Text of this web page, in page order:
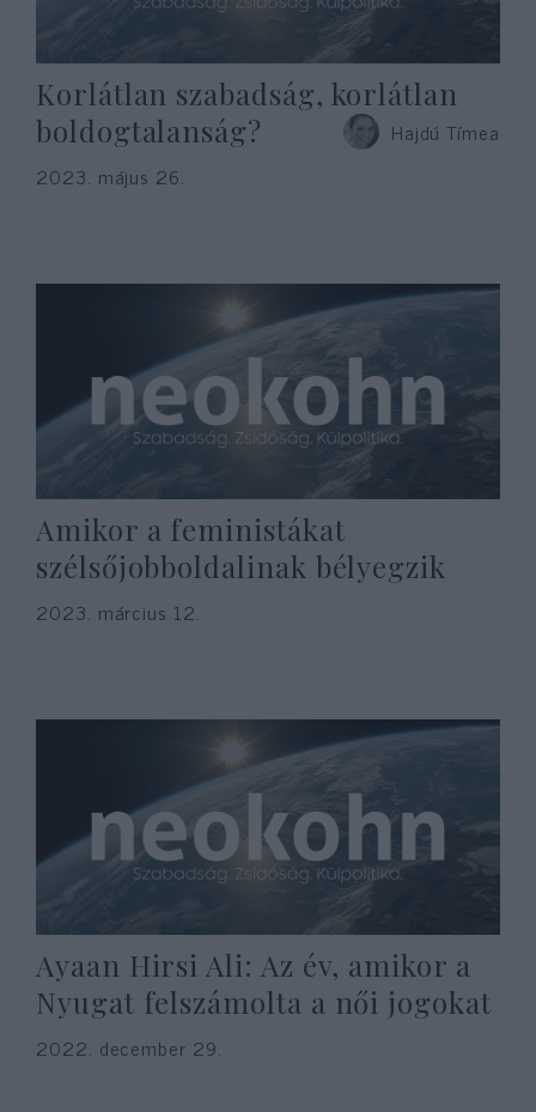
Korlátlan szabadság, korlátlan
boldogtalanság?
Hajdú Tímea
2023. május 26.
Amikor a feministákat
szélsőjobboldalinak bélyegzik
2023. március 12.
Ayaan Hirsi Ali: Az év, amikor a
Nyugat felszámolta a női jogokat
2022. december 29.